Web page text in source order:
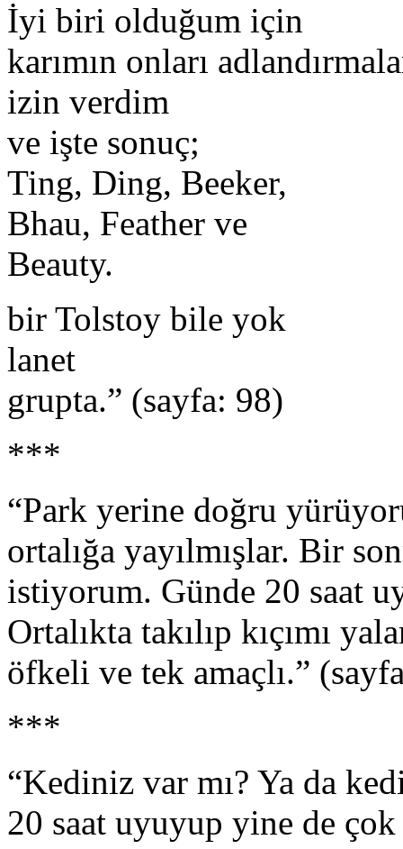
İyi biri olduğum için
karımın onları
izin verdim
ve işte sonuç;
Ting, Ding, Beeker,
Bhau, Feather ve
Beauty.
bir Tolstoy bile yok
lanet
grupta.” (sayfa: 98)
***
“Park yerine doğru
ortalığa yayılmışlar. Bir
istiyorum. Günde 20 saat
Ortalıkta takılıp kıçımı
öfkeli ve tek amaçlı.”
***
“Kediniz var mı? Ya da
20 saat uyuyup yine de